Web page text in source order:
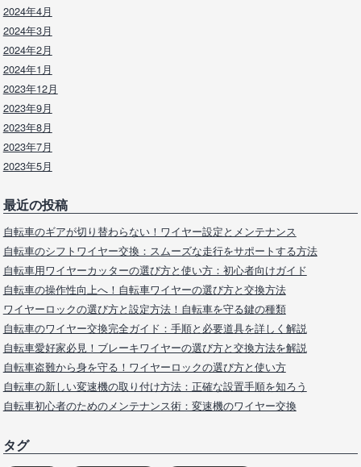
2024年4月
2024年3月
2024年2月
2024年1月
2023年12月
2023年9月
2023年8月
2023年7月
2023年5月
最近の投稿
自転車のギアが切り替わらない！ワイヤー設定とメンテナンス
自転車のシフトワイヤー交換：スムーズな走行をサポートする方法
自転車用ワイヤーカッターの選び方と使い方：初心者向けガイド
自転車の操作性向上へ！自転車ワイヤーの選び方と交換方法
ワイヤーロックの選び方と設定方法！自転車を守る鍵の種類
自転車のワイヤー交換完全ガイド：手順と必要道具を詳しく解説
自転車愛好家必見！ブレーキワイヤーの選び方と交換方法を解説
自転車盗難から身を守る！ワイヤーロックの選び方と使い方
自転車の新しい変速機の取り付け方法：正確な設置手順を知ろう
自転車初心者のためのメンテナンス術：変速機のワイヤー交換
タグ